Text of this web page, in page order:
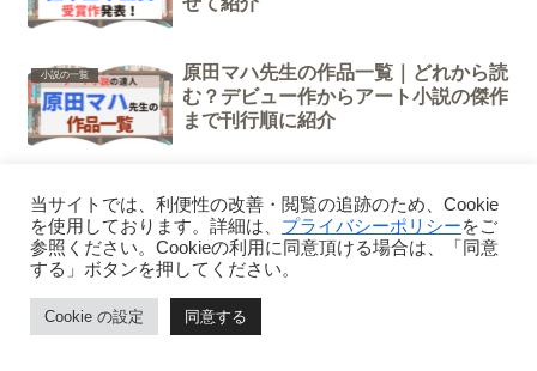
小説の一覧
原田マハ先生の作品一覧｜どれから読
む？デビュー作からアート小説の傑作
まで刊行順に紹介
像付き)・登録後の特典
当サイトでは、利便性の改善・閲覧の追跡のため、Cookie
を使用しております。詳細は、 プライバシーポリシーをご
参照ください。Cookieの利用に同意頂ける場合は、「同意
する」ボタンを押してください。
Cookie の設定 同意する